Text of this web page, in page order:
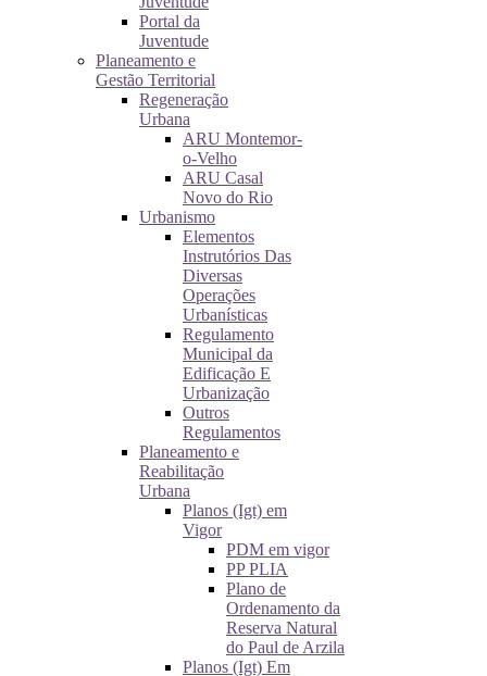
Portal da
Juventude
Planeamento e
Gestão Territorial
Regeneração
Urbana
ARU Montemor-
o-Velho
ARU Casal
Novo do Rio
Urbanismo
Elementos
Instrutórios Das
Diversas
Operações
Urbanísticas
Regulamento
Municipal da
Edificação E
Urbanização
Outros
Regulamentos
Planeamento e
Reabilitação
Urbana
Planos (Igt) em
Vigor
PDM em vigor
PP PLIA
Plano de
Ordenamento da
Reserva Natural
do Paul de Arzila
Planos (Igt) Em